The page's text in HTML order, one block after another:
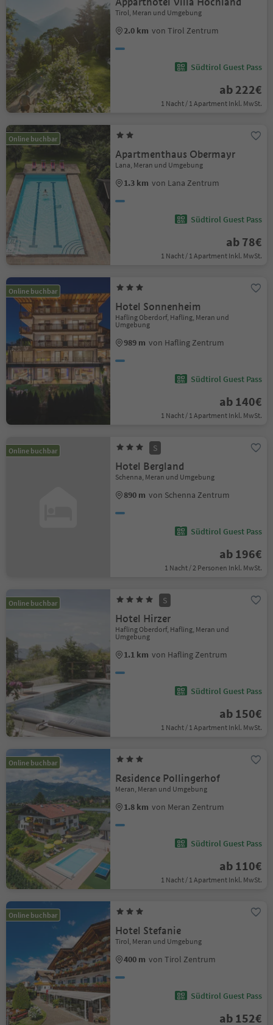
Tirol, Meran und Umgebung
2.0 km von Tirol Zentrum
Südtirol Guest Pass
ab 222€
1 Nacht / 1 Apartment Inkl. MwSt.
Online buchbar
Apartmenthaus Obermayr
Lana, Meran und Umgebung
1.3 km von Lana Zentrum
Südtirol Guest Pass
ab 78€
1 Nacht / 1 Apartment Inkl. MwSt.
Online buchbar
Hotel Sonnenheim
Hafling Oberdorf, Hafling, Meran und
Umgebung
989 m von Hafling Zentrum
Südtirol Guest Pass
ab 140€
1 Nacht / 1 Apartment Inkl. MwSt.
Online buchbar S
Hotel Bergland
Schenna, Meran und Umgebung
890 m von Schenna Zentrum
Südtirol Guest Pass
ab 196€
1 Nacht / 2 Personen Inkl. MwSt.
Online buchbar S
Hotel Hirzer
Hafling Oberdorf, Hafling, Meran und
Umgebung
1.1 km von Hafling Zentrum
Südtirol Guest Pass
ab 150€
1 Nacht / 1 Apartment Inkl. MwSt.
Online buchbar
Residence Pollingerhof
Meran, Meran und Umgebung
1.8 km von Meran Zentrum
Südtirol Guest Pass
ab 110€
1 Nacht / 1 Apartment Inkl. MwSt.
Online buchbar
Hotel Stefanie
Tirol, Meran und Umgebung
400 m von Tirol Zentrum
Südtirol Guest Pass
ab 152€